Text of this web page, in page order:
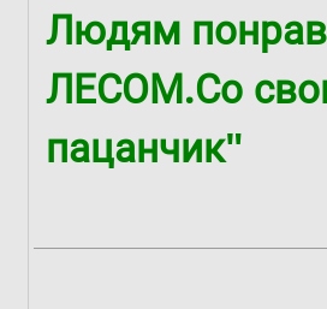
Людям
ЛЕСОМ.Со
пацанчик"